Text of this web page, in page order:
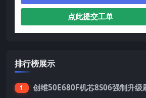
点此提交工单
排行榜展示
1 创维50E680F机芯8S06强制升级